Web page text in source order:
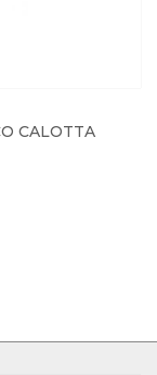
CALOTTA